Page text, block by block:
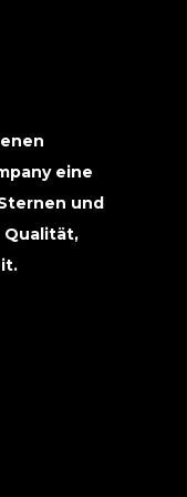
eine
und